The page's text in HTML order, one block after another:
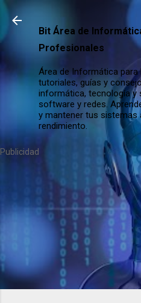
Bit Área de
Profesionales
Área de Informática para
tutoriales, guías y
informática, tecnología y
software y redes.
y mantener tus sistemas
rendimiento.
Publicidad